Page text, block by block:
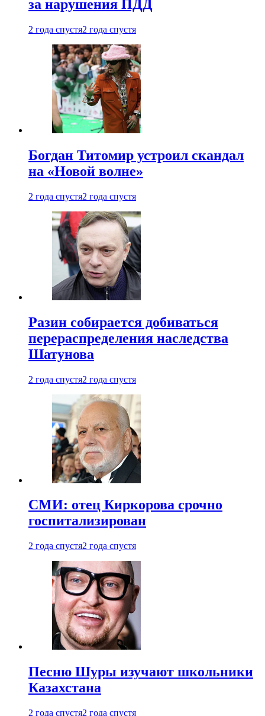
за нарушения ПДД
2 года спустя2 года спустя
Богдан Титомир устроил скандал
на «Новой волне»
2 года спустя2 года спустя
Разин собирается добиваться
перераспределения наследства
Шатунова
2 года спустя2 года спустя
СМИ: отец Киркорова срочно
госпитализирован
2 года спустя2 года спустя
Песню Шуры изучают школьники
Казахстана
2 года спустя2 года спустя